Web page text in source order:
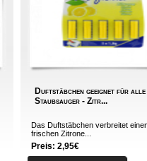
Duftstäbchen geeignet für alle
Staubsauger - Zitr...
Das Duftstäbchen verbreitet
frischen Zitrone...
Preis: 2,95€